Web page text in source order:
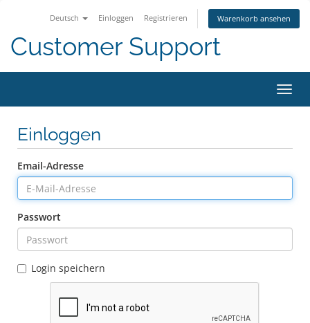
Deutsch Einloggen Registrieren Warenkorb ansehen
Customer Support
ein-/
Einloggen
Email-Adresse
Passwort
Login speichern